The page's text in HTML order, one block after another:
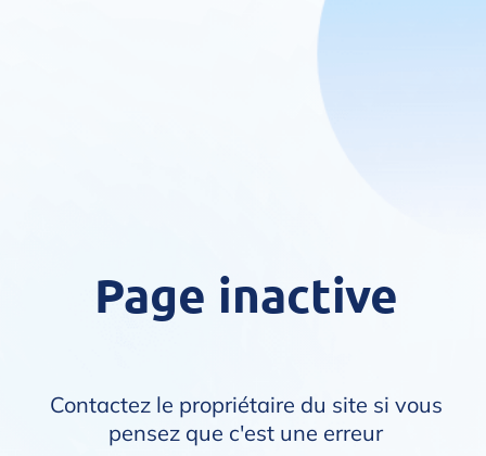
Page inactive
Contactez le propriétaire du site si vous
pensez que c'est une erreur